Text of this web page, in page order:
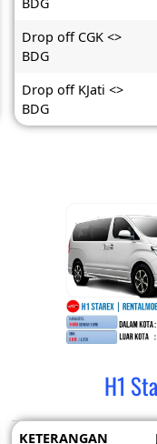
Drop off CGK <>
BDG
Drop off KJati <>
BDG
H1
KETERANGAN